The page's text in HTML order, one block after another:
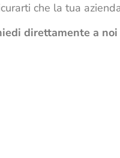
che la tua
direttamente a